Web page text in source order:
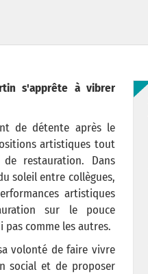
s'apprête à vibrer
de détente après le
artistiques tout
restauration. Dans
soleil entre collègues,
artistiques
sur le pouce
pas comme les autres.
volonté de faire vivre
social et de proposer